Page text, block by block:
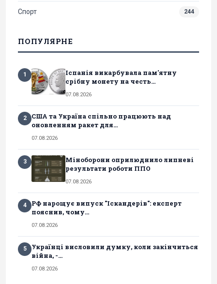
Спорт 244
ПОПУЛЯРНЕ
1
Іспанія викарбувала пам'ятну
срібну монету на честь...
07.08.2026
2
США та Україна спільно працюють над
оновленням ракет для...
07.08.2026
3
Міноборони оприлюднило липневі
результати роботи ППО
07.08.2026
4
РФ нарощує випуск "Іскандерів": експерт
пояснив, чому...
07.08.2026
5
Українці висловили думку, коли закінчиться
війна, -...
07.08.2026